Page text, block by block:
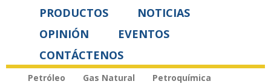
PRODUCTOS
NOTICIAS
OPINIÓN
EVENTOS
CONTÁCTENOS
Petróleo Gas Natural
Petroquímica